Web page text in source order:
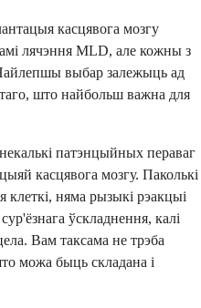
касцявога мозгу
лячэння MLD, але кожны з
выбар залежыць ад
таго, што найбольш важна для
патэнцыйных пераваг
касцявога мозгу. Паколькі
няма рызыкі рэакцыі
ўскладнення, калі
Вам таксама не трэба
можа быць складана і